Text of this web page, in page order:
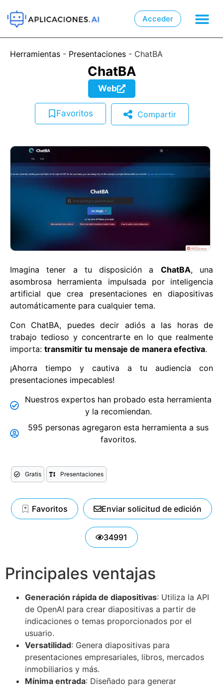
Acceder
Herramientas - Presentaciones - ChatBA
ChatBA
Web
Favoritos Compartir
Imagina tener a tu disposición a ChatBA, una
asombrosa herramienta impulsada por inteligencia
artificial que crea presentaciones en diapositivas
automáticamente para cualquier tema.
Con ChatBA, puedes decir adiós a las horas de
trabajo tedioso y concentrarte en lo que realmente
importa: transmitir tu mensaje de manera efectiva.
¡Ahorra tiempo y cautiva a tu audiencia con
presentaciones impecables!
Nuestros expertos han probado esta herramienta
y la recomiendan.
595 personas agregaron esta herramienta a sus
favoritos.
Gratis Presentaciones
Favoritos Enviar solicitud de edición
34991
Principales ventajas
Generación rápida de diapositivas: Utiliza la API
de OpenAI para crear diapositivas a partir de
indicaciones o temas proporcionados por el
usuario.
Versatilidad: Genera diapositivas para
presentaciones empresariales, libros, mercados
inmobiliarios y más.
Mínima entrada: Diseñado para generar